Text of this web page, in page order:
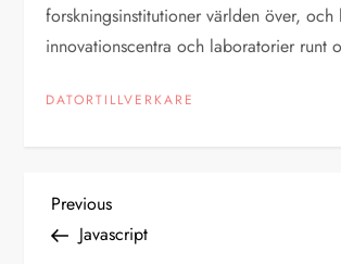
forskningsinstitutioner världen över, och
innovationscentra och laboratorier runt
DATORTILLVERKARE
I
Previous
Post
Previous
Javascript